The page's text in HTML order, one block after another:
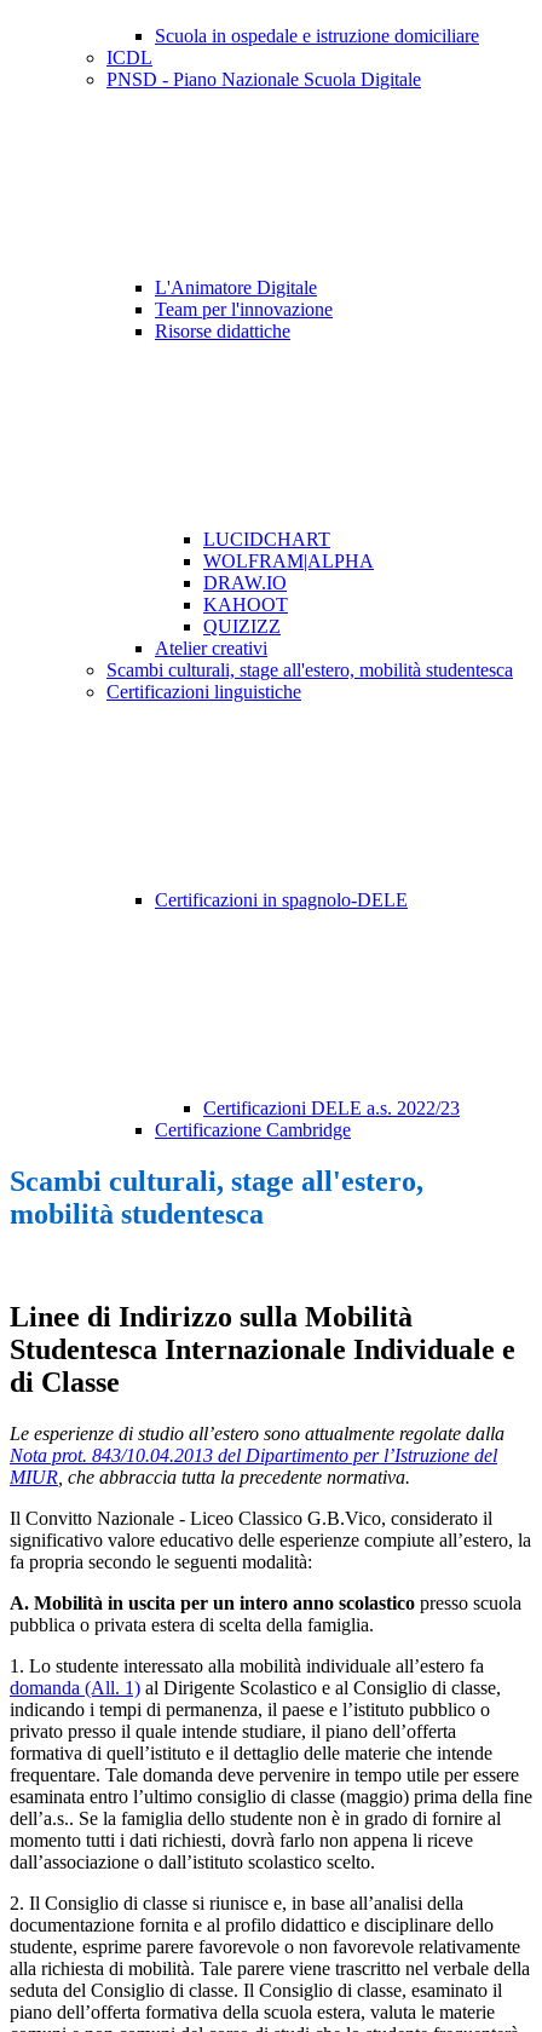
Scuola in ospedale e istruzione domiciliare
ICDL
PNSD - Piano Nazionale Scuola Digitale
L'Animatore Digitale
Team per l'innovazione
Risorse didattiche
LUCIDCHART
WOLFRAM|ALPHA
DRAW.IO
KAHOOT
QUIZIZZ
Atelier creativi
Scambi culturali, stage all'estero, mobilità studentesca
Certificazioni linguistiche
Certificazioni in spagnolo-DELE
Certificazioni DELE a.s. 2022/23
Certificazione Cambridge
Scambi culturali, stage all'estero,
mobilità studentesca
Linee di Indirizzo sulla Mobilità
Studentesca Internazionale Individuale e
di Classe
Le esperienze di studio all’estero sono attualmente regolate dalla
Nota prot. 843/10.04.2013 del Dipartimento per l’Istruzione del
MIUR , che abbraccia tutta la precedente normativa.
Il Convitto Nazionale - Liceo Classico G.B.Vico, considerato il
significativo valore educativo delle esperienze compiute all’estero, la
fa propria secondo le seguenti modalità:
A. Mobilità in uscita per un intero anno scolastico presso scuola
pubblica o privata estera di scelta della famiglia.
1. Lo studente interessato alla mobilità individuale all’estero fa
domanda (All. 1) al Dirigente Scolastico e al Consiglio di classe,
indicando i tempi di permanenza, il paese e l’istituto pubblico o
privato presso il quale intende studiare, il piano dell’offerta
formativa di quell’istituto e il dettaglio delle materie che intende
frequentare. Tale domanda deve pervenire in tempo utile per essere
esaminata entro l’ultimo consiglio di classe (maggio) prima della fine
dell’a.s.. Se la famiglia dello studente non è in grado di fornire al
momento tutti i dati richiesti, dovrà farlo non appena li riceve
dall’associazione o dall’istituto scolastico scelto.
2. Il Consiglio di classe si riunisce e, in base all’analisi della
documentazione fornita e al profilo didattico e disciplinare dello
studente, esprime parere favorevole o non favorevole relativamente
alla richiesta di mobilità. Tale parere viene trascritto nel verbale della
seduta del Consiglio di classe. Il Consiglio di classe, esaminato il
piano dell’offerta formativa della scuola estera, valuta le materie